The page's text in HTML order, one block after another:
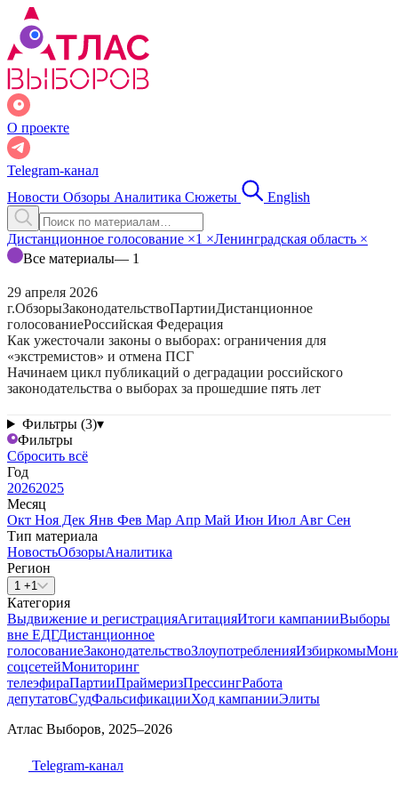
О проекте
Telegram-канал
Новости Обзоры Аналитика Сюжеты English
Дистанционное голосование ×1 ×Ленинградская область ×
Все материалы— 1
29 апреля 2026
г.ОбзорыЗаконодательствоПартииДистанционное
голосованиеРоссийская Федерация
Как ужесточали законы о выборах: ограничения для
«экстремистов» и отмена ПСГ
Начинаем цикл публикаций о деградации российского
законодательства о выборах за прошедшие пять лет
Фильтры (3)▾
Фильтры
Сбросить всё
Год
20262025
Месяц
Окт Ноя Дек Янв Фев Мар Апр Май Июн Июл Авг Сен
Тип материала
НовостьОбзорыАналитика
Регион
1 +1
Категория
Выдвижение и регистрацияАгитацияИтоги кампанииВыборы
вне ЕДГДистанционное
голосованиеЗаконодательствоЗлоупотребленияИзбиркомы
соцсетейМониторинг
телеэфираПартииПраймеризПрессингРабота
депутатовСудФальсификацииХод кампанииЭлиты
Атлас Выборов, 2025–2026
Telegram-канал